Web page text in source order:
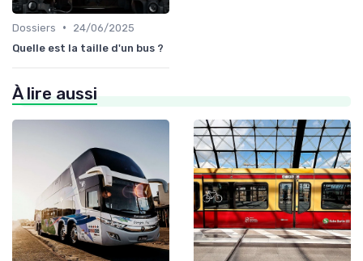
Dossiers •
24/06/2025
Quelle est la taille d'un bus ?
À lire aussi